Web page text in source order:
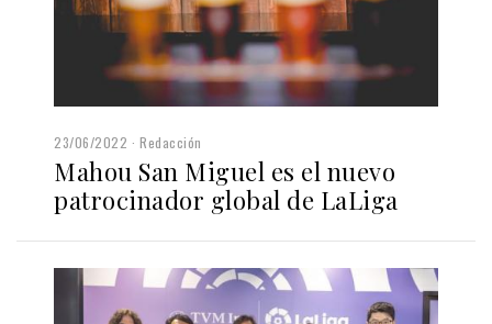
23/06/2022 Redacción
Mahou San Miguel es el nuevo
patrocinador global de LaLiga